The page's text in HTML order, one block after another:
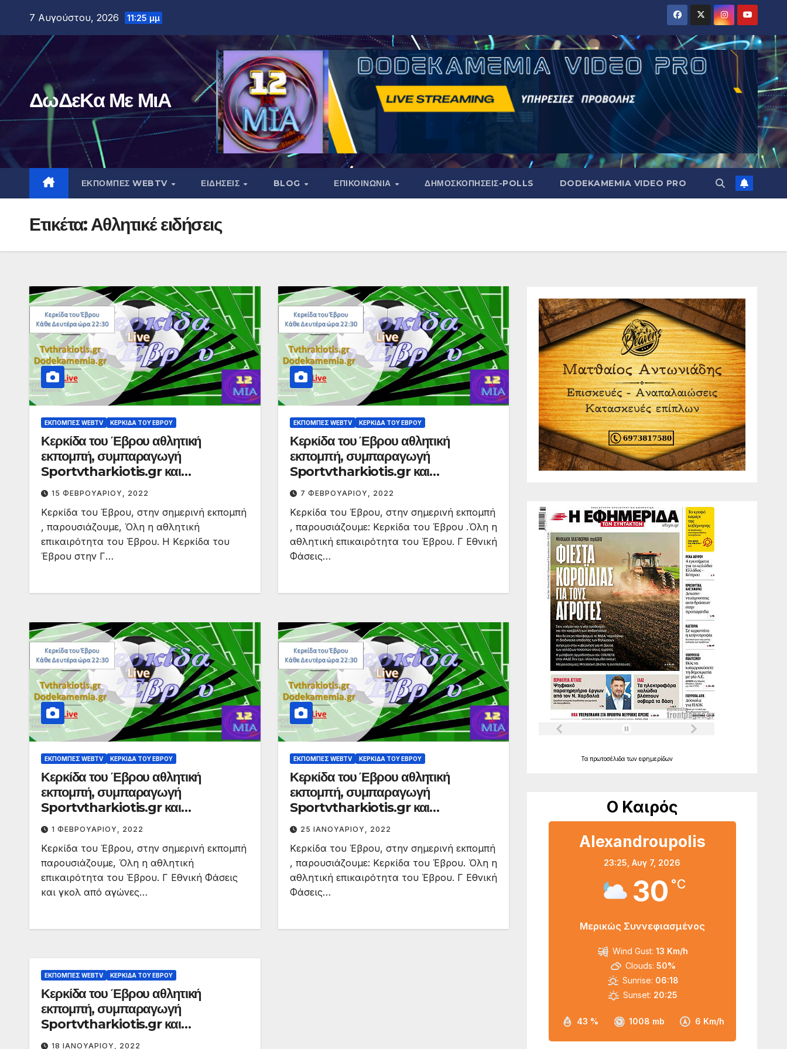
περιεχόμενο
7 Αυγούστου, 2026 11:25 μμ
ΔωΔεΚα Με ΜιΑ
ΕΚΠΟΜΠΕΣ WEBTV ΕΙΔΗΣΕΙΣ BLOG ΕΠΙΚΟΙΝΩΝΙΑ ΔΗΜΟΣΚΟΠΉΣΕΙΣ-POLLS DODEKAMEMIA VIDEO PRO
Ετικέτα:Αθλητικέ ειδήσεις
ΕΚΠΟΜΠΈΣ WEBTV ΚΕΡΚΊΔΑ ΤΟΥ ΈΒΡΟΥ
Κερκίδα του Έβρου αθλητική
εκπομπή, συμπαραγωγή
Sportvtharkiotis.gr και
dodekamemia.gr
15 ΦΕΒΡΟΥΑΡΊΟΥ, 2022
Κερκίδα του Έβρου, στην σημερινή εκπομπή
, παρουσιάζουμε, Όλη η αθλητική
επικαιρότητα του Έβρου. Η Κερκίδα του
Έβρου στην Γ…
ΕΚΠΟΜΠΈΣ WEBTV ΚΕΡΚΊΔΑ ΤΟΥ ΈΒΡΟΥ
Κερκίδα του Έβρου αθλητική
εκπομπή, συμπαραγωγή
Sportvtharkiotis.gr και
dodekamemia.gr
7 ΦΕΒΡΟΥΑΡΊΟΥ, 2022
Κερκίδα του Έβρου, στην σημερινή εκπομπή
, παρουσιάζουμε: Κερκίδα του Έβρου .Όλη η
αθλητική επικαιρότητα του Έβρου. Γ Εθνική
Φάσεις…
ΕΚΠΟΜΠΈΣ WEBTV ΚΕΡΚΊΔΑ ΤΟΥ ΈΒΡΟΥ
Κερκίδα του Έβρου αθλητική
εκπομπή, συμπαραγωγή
Sportvtharkiotis.gr και
dodekamemia.gr
1 ΦΕΒΡΟΥΑΡΊΟΥ, 2022
Κερκίδα του Έβρου, στην σημερινή εκπομπή
παρουσιάζουμε, Όλη η αθλητική
επικαιρότητα του Έβρου. Γ Εθνική Φάσεις
και γκολ από αγώνες…
ΕΚΠΟΜΠΈΣ WEBTV ΚΕΡΚΊΔΑ ΤΟΥ ΈΒΡΟΥ
Κερκίδα του Έβρου αθλητική
εκπομπή, συμπαραγωγή
Sportvtharkiotis.gr και
dodekamemia.gr
25 ΙΑΝΟΥΑΡΊΟΥ, 2022
Κερκίδα του Έβρου, στην σημερινή εκπομπή
, παρουσιάζουμε: Κερκίδα του Έβρου. Όλη η
αθλητική επικαιρότητα του Έβρου. Γ Εθνική
Φάσεις…
ΕΚΠΟΜΠΈΣ WEBTV ΚΕΡΚΊΔΑ ΤΟΥ ΈΒΡΟΥ
Κερκίδα του Έβρου αθλητική
εκπομπή, συμπαραγωγή
Sportvtharkiotis.gr και
dodekamemia.gr
18 ΙΑΝΟΥΑΡΊΟΥ, 2022
Τα πρωτοσέλιδα των εφημερίδων
Ο Καιρός
Alexandroupolis
23:25,Αυγ 7, 2026
30 °C
Μερικώς Συννεφιασμένος
43 % 1008 mb 6 Km/h
Wind Gust: 13 Km/h
Clouds: 50%
Sunrise: 06:18
Sunset: 20:25